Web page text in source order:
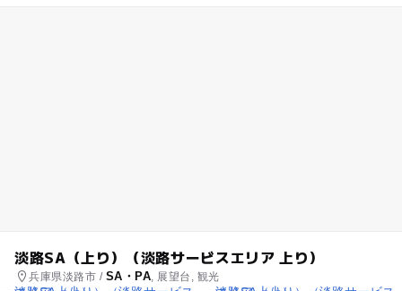
淡路SA（上り）（淡路サービスエリア 上り）
兵庫県淡路市 / SA・PA, 展望台, 観光